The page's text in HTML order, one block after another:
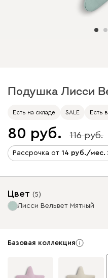
Подушка Лисси
Есть на складе SALE Есть
80 116
Рассрочка от 14 /мес.
Цвет (5)
Лисси Вельвет Мятный
Базовая коллекция